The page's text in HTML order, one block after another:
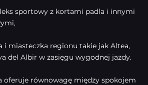
sportowy z kortami padla i innymi
i miasteczka regionu takie jak Altea,
del Albir w zasięgu wygodnej jazdy.
oferuje równowagę między spokojem